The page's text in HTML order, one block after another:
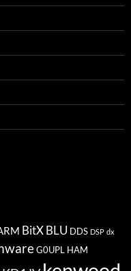
BitX BLU DDS DSP dx
G0UPL HAM